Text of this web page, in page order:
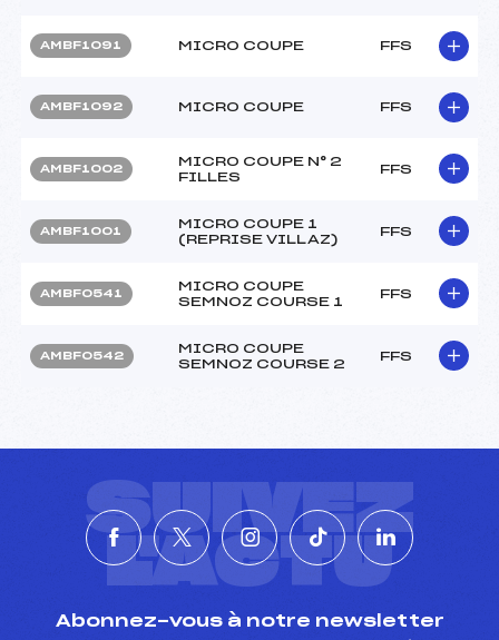
AMBF1091 MICRO COUPE FFS
AMBF1092 MICRO COUPE FFS
AMBF1002
MICRO COUPE N° 2
FILLES
FFS
AMBF1001
MICRO COUPE 1
(REPRISE VILLAZ)
FFS
AMBF0541
MICRO COUPE
SEMNOZ COURSE 1
FFS
AMBF0542
MICRO COUPE
SEMNOZ COURSE 2
FFS
SUIVEZ
L'ACTU
Abonnez-vous à notre newsletter